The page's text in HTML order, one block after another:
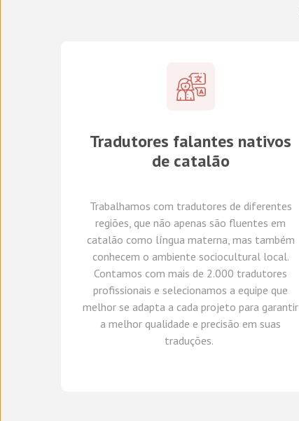
Tradutores falantes nativos
decatalão
Trabalhamos com tradutores de diferentes
regiões, que não apenas são fluentes em
catalão como língua materna, mas também
conhecem o ambiente sociocultural local.
Contamos com mais de 2.000 tradutores
profissionais e selecionamos a equipe que
melhor se adapta a cada projeto para garantir
a melhor qualidade e precisão em suas
traduções.